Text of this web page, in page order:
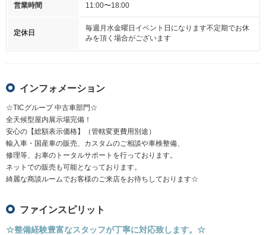
営業時間 11:00〜18:00
定休日
毎週月水金曜日イベント日になります不定期でお休
みを頂く場合がございます
インフォメーション
☆TICグループ 中古車部門☆
全天候型屋内展示場完備！
安心の【総額表示価格】（管轄変更費用別途）
輸入車・国産車の販売、カスタムのご相談や車検整備、
修理等、お車のトータルサポートを行っております。
ネットでの販売も可能となっております。
綺麗な商談ルームでお客様のご来店をお待ちしております☆
ファインスピリット
☆整備経験豊富なスタッフが丁寧に対応致します。☆